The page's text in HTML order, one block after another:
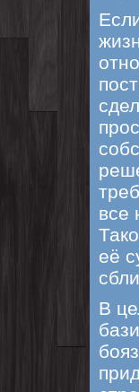
все
её
В